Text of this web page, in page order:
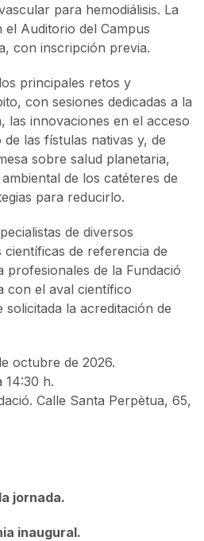
para hemodiálisis. La
Auditorio del Campus
con inscripción previa.
principales retos y
con sesiones dedicadas a la
las innovaciones en el acceso
las fístulas nativas y, de
sobre salud planetaria,
de los catéteres de
para reducirlo.
de diversos
científicas de referencia de
profesionales de la Fundació
con el aval científico
la acreditación de
octubre de 2026.
14:30 h.
Calle Santa Perpètua, 65,
jornada.
inaugural.